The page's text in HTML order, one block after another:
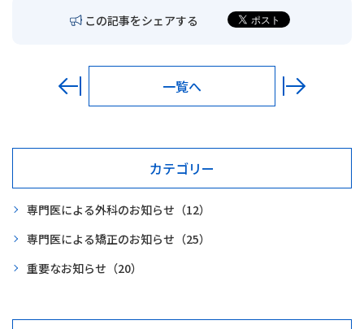
この記事をシェアする
一覧へ
カテゴリー
専門医による外科のお知らせ （12）
専門医による矯正のお知らせ （25）
重要なお知らせ （20）